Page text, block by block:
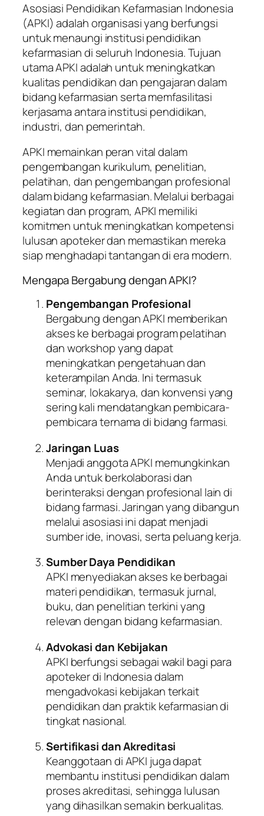
Asosiasi Pendidikan Kefarmasian Indonesia
(APKI) adalah organisasi yang berfungsi
untuk menaungi institusi pendidikan
kefarmasian di seluruh Indonesia. Tujuan
utama APKI adalah untuk meningkatkan
kualitas pendidikan dan pengajaran dalam
bidang kefarmasian serta memfasilitasi
kerjasama antara institusi pendidikan,
industri, dan pemerintah.
APKI memainkan peran vital dalam
pengembangan kurikulum, penelitian,
pelatihan, dan pengembangan profesional
dalam bidang kefarmasian. Melalui berbagai
kegiatan dan program, APKI memiliki
komitmen untuk meningkatkan kompetensi
lulusan apoteker dan memastikan mereka
siap menghadapi tantangan di era modern.
Mengapa Bergabung dengan APKI?
Pengembangan Profesional
Bergabung dengan APKI memberikan
akses ke berbagai program pelatihan
dan workshop yang dapat
meningkatkan pengetahuan dan
keterampilan Anda. Ini termasuk
seminar, lokakarya, dan konvensi yang
sering kali mendatangkan pembicara-
pembicara ternama di bidang farmasi.
Jaringan Luas
Menjadi anggota APKI memungkinkan
Anda untuk berkolaborasi dan
berinteraksi dengan profesional lain di
bidang farmasi. Jaringan yang dibangun
melalui asosiasi ini dapat menjadi
sumber ide, inovasi, serta peluang kerja.
Sumber Daya Pendidikan
APKI menyediakan akses ke berbagai
materi pendidikan, termasuk jurnal,
buku, dan penelitian terkini yang
relevan dengan bidang kefarmasian.
Advokasi dan Kebijakan
APKI berfungsi sebagai wakil bagi para
apoteker di Indonesia dalam
mengadvokasi kebijakan terkait
pendidikan dan praktik kefarmasian di
tingkat nasional.
Sertifikasi dan Akreditasi
Keanggotaan di APKI juga dapat
membantu institusi pendidikan dalam
proses akreditasi, sehingga lulusan
yang dihasilkan semakin berkualitas.